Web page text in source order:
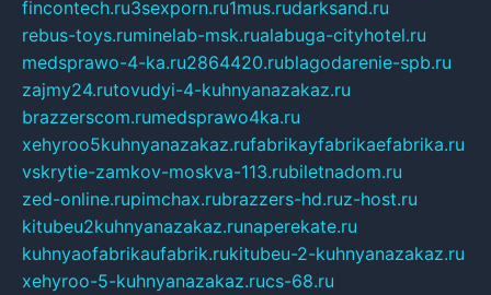
fincontech.ru3sexporn.ru1mus.rudarksand.ru
rebus-toys.ruminelab-msk.rualabuga-cityhotel.ru
medsprawo-4-ka.ru2864420.rublagodarenie-spb.ru
zajmy24.rutovudyi-4-kuhnyanazakaz.ru
brazzerscom.rumedsprawo4ka.ru
xehyroo5kuhnyanazakaz.rufabrikayfabrikaefabrika.ru
vskrytie-zamkov-moskva-113.rubiletnadom.ru
zed-online.rupimchax.rubrazzers-hd.ruz-host.ru
kitubeu2kuhnyanazakaz.runaperekate.ru
kuhnyaofabrikaufabrik.rukitubeu-2-kuhnyanazakaz.ru
xehyroo-5-kuhnyanazakaz.rucs-68.ru